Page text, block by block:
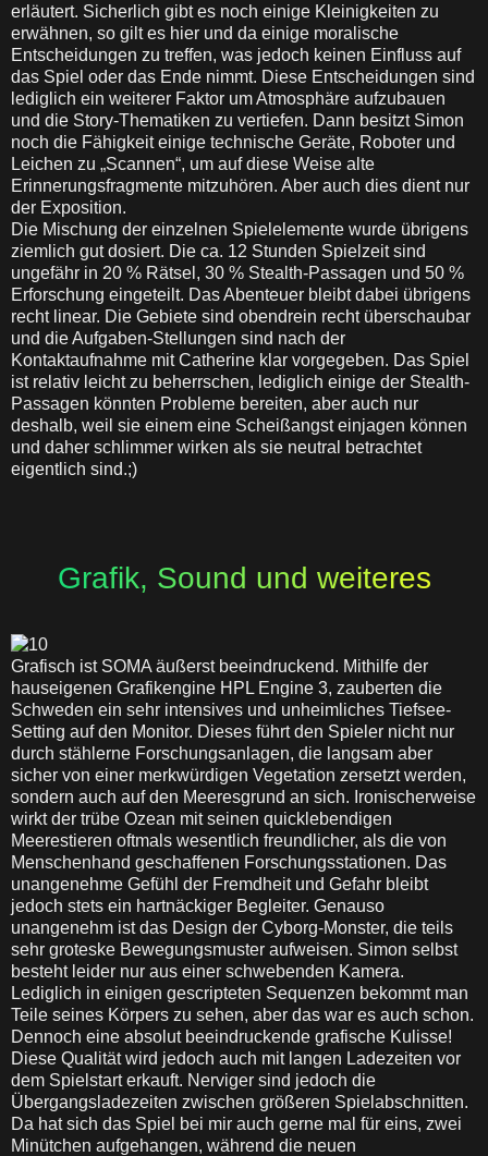
erläutert. Sicherlich gibt es noch einige Kleinigkeiten zu
erwähnen, so gilt es hier und da einige moralische
Entscheidungen zu treffen, was jedoch keinen Einfluss auf
das Spiel oder das Ende nimmt. Diese Entscheidungen sind
lediglich ein weiterer Faktor um Atmosphäre aufzubauen
und die Story-Thematiken zu vertiefen. Dann besitzt Simon
noch die Fähigkeit einige technische Geräte, Roboter und
Leichen zu „Scannen“, um auf diese Weise alte
Erinnerungsfragmente mitzuhören. Aber auch dies dient nur
der Exposition.
Die Mischung der einzelnen Spielelemente wurde übrigens
ziemlich gut dosiert. Die ca. 12 Stunden Spielzeit sind
ungefähr in 20 % Rätsel, 30 % Stealth-Passagen und 50 %
Erforschung eingeteilt. Das Abenteuer bleibt dabei übrigens
recht linear. Die Gebiete sind obendrein recht überschaubar
und die Aufgaben-Stellungen sind nach der
Kontaktaufnahme mit Catherine klar vorgegeben. Das Spiel
ist relativ leicht zu beherrschen, lediglich einige der Stealth-
Passagen könnten Probleme bereiten, aber auch nur
deshalb, weil sie einem eine Scheißangst einjagen können
und daher schlimmer wirken als sie neutral betrachtet
eigentlich sind.;)
Grafik, Sound und weiteres
Grafisch ist SOMA äußerst beeindruckend. Mithilfe der
hauseigenen Grafikengine HPL Engine 3, zauberten die
Schweden ein sehr intensives und unheimliches Tiefsee-
Setting auf den Monitor. Dieses führt den Spieler nicht nur
durch stählerne Forschungsanlagen, die langsam aber
sicher von einer merkwürdigen Vegetation zersetzt werden,
sondern auch auf den Meeresgrund an sich. Ironischerweise
wirkt der trübe Ozean mit seinen quicklebendigen
Meerestieren oftmals wesentlich freundlicher, als die von
Menschenhand geschaffenen Forschungsstationen. Das
unangenehme Gefühl der Fremdheit und Gefahr bleibt
jedoch stets ein hartnäckiger Begleiter. Genauso
unangenehm ist das Design der Cyborg-Monster, die teils
sehr groteske Bewegungsmuster aufweisen. Simon selbst
besteht leider nur aus einer schwebenden Kamera.
Lediglich in einigen gescripteten Sequenzen bekommt man
Teile seines Körpers zu sehen, aber das war es auch schon.
Dennoch eine absolut beeindruckende grafische Kulisse!
Diese Qualität wird jedoch auch mit langen Ladezeiten vor
dem Spielstart erkauft. Nerviger sind jedoch die
Übergangsladezeiten zwischen größeren Spielabschnitten.
Da hat sich das Spiel bei mir auch gerne mal für eins, zwei
Minütchen aufgehangen, während die neuen